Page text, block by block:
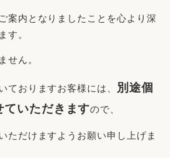
案内となりましたことを心より深
す。
せん。
ておりますお客様には、
別途個
ていただきますので、
ただけますようお願い申し上げま